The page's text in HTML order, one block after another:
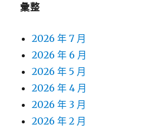
彙整
2026 年 7 月
2026 年 6 月
2026 年 5 月
2026 年 4 月
2026 年 3 月
2026 年 2 月